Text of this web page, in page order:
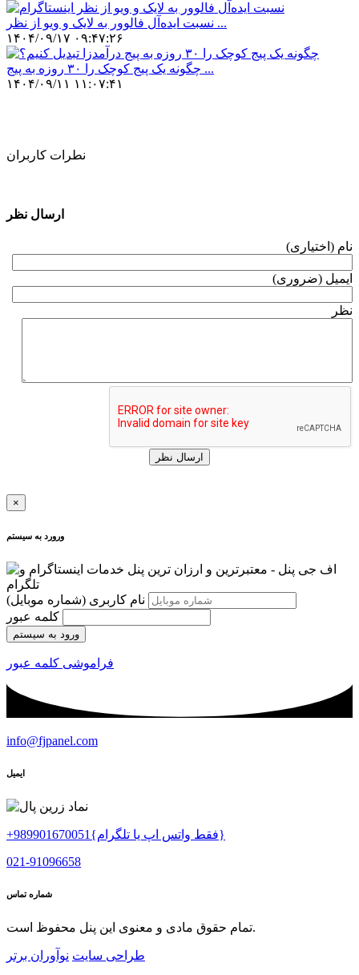
نسبت ایده‌آل فالوور به لایک و ویو از نظر ...
۱۴۰۴/۰۹/۱۷ ۰۹:۴۷:۲۶
چگونه یک پیج کوچک را ۳۰ روزه به پیج ...
۱۴۰۴/۰۹/۱۱ ۱۱:۰۷:۴۱
نطرات کاربران
ارسال نظر
نام (اختیاری)
ایمیل (ضروری)
نظر
ارسال نظر
×
ورورد به سیستم
نام کاربری (شماره موبایل)
ورود به سیستم
فراموشی کلمه عبور
info@fjpanel.com
ایمیل
+989901670051{فقط واتس اپ یا تلگرام}
021-91096658
شماره تماس
تمام حقوق مادی و معنوی این پنل محفوظ است.
طراحی سایت نوآوران برتر